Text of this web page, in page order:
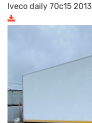
Iveco daily 70c15 2013